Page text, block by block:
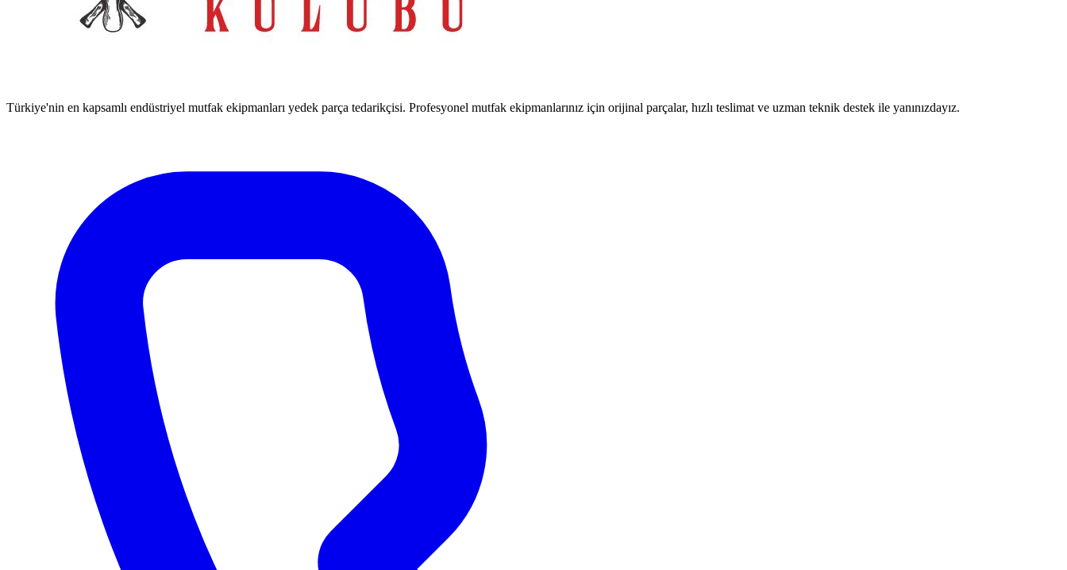
Türkiye'nin en kapsamlı endüstriyel mutfak ekipmanları yedek parça tedarikçisi. Profesyonel mutfak ekipmanlarınız için orijinal parçalar, hızlı teslimat ve uzman teknik destek ile yanınızdayız.